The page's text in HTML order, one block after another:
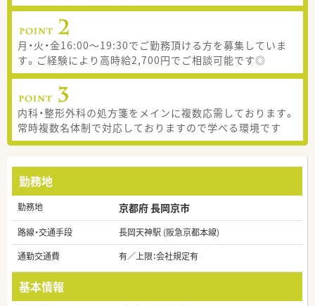
月・火・金16:00～19:30でご勤務頂ける方を募集していま
す。ご経験により高時給2,700円でご相談可能です◎
内科・整形外科の処方箋をメインに複数応需しております。
常時複数名体制で対応しておりますので学べる環境です
勤務地
勤務地 京都府 長岡京市
路線・交通手段
長岡天神駅 (阪急京都本線)
通勤交通費
有／上限：会社規定有
基本情報